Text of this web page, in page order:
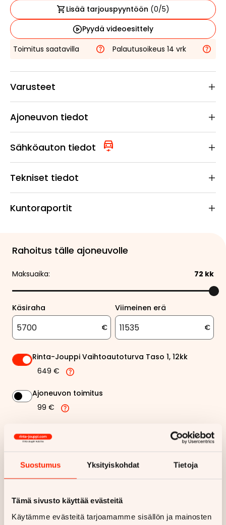
Suostumus Yksityiskohdat Tietoja
Tämä sivusto käyttää evästeitä
Käytämme evästeitä tarjoamamme sisällön ja mainosten
Lisää tarjouspyyntöön (0/5)
Pyydä videoesittely
Toimitus saatavilla
Palautusoikeus 14 vrk
Varusteet
Ajoneuvon tiedot
Sähköauton tiedot
Tekniset tiedot
Kuntoraportit
Rahoitus tälle ajoneuvolle
Maksuaika: 72 kk
Käsiraha
€
Viimeinen erä
€
Rinta-Jouppi Vaihtoautoturva Taso 1, 12kk
649 €
Ajoneuvon toimitus
99 €
99 €
Näytähintaerittely